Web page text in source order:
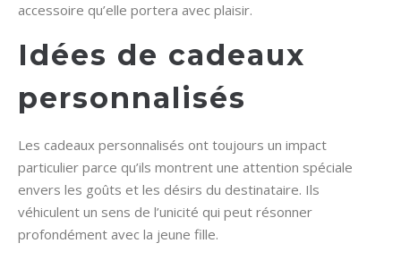
accessoire qu’elle portera avec plaisir.
Idées de cadeaux
personnalisés
Les cadeaux personnalisés ont toujours un impact
particulier parce qu’ils montrent une attention spéciale
envers les goûts et les désirs du destinataire. Ils
véhiculent un sens de l’unicité qui peut résonner
profondément avec la jeune fille.